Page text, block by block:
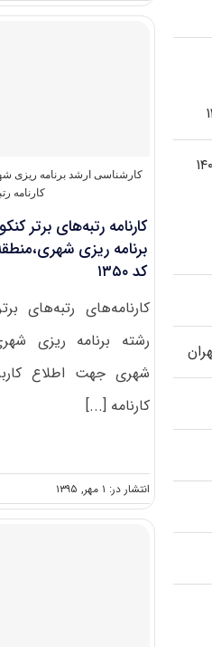
کارشناسی ارشد برنامه ریزی
کارنامه
کارنامه رتبه‌های برتر
برنامه ریزی
کد ۱۳۵۰
کارنامه‌های رتبه‌های
رشته برنامه ریزی
شهری جهت اطلاع
کارنامه [...]
انتشار در: ۱ مهر, ۱۳۹۵